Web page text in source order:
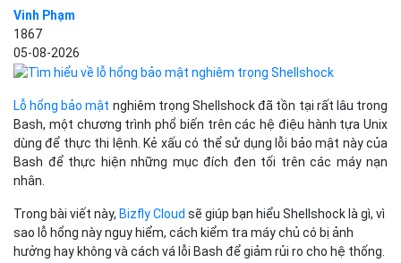
Vinh Phạm
1867
05-08-2026
Lỗ hổng bảo mật nghiêm trọng Shellshock đã tồn tại rất lâu trong
Bash, một chương trình phổ biến trên các hệ điệu hành tựa Unix
dùng để thực thi lệnh. Kẻ xấu có thể sử dụng lỗi bảo mật này của
Bash để thực hiện những mục đích đen tối trên các máy nạn
nhân.
Trong bài viết này, Bizfly Cloud sẽ giúp bạn hiểu Shellshock là gì, vì
sao lỗ hổng này nguy hiểm, cách kiểm tra máy chủ có bị ảnh
hưởng hay không và cách vá lỗi Bash để giảm rủi ro cho hệ thống.